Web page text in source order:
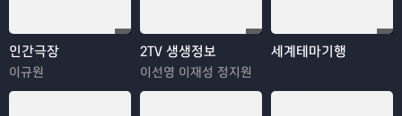
인간극장
이규원
2TV 생생정보
이선영 이재성 정지원
세계테마기행